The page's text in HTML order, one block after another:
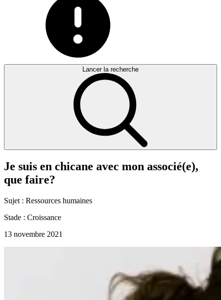
Lancer la recherche
Je suis en chicane avec mon associé(e),
que faire?
Sujet : Ressources humaines
Stade : Croissance
13 novembre 2021